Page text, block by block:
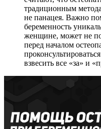
традиционным
не панацея. Важно
беременность
женщине, может не
перед началом
взвесить все «за» и